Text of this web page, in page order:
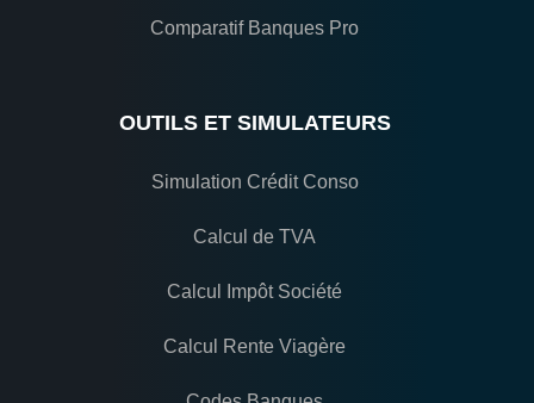
Comparatif Banques Pro
OUTILS ET SIMULATEURS
Simulation Crédit Conso
Calcul de TVA
Calcul Impôt Société
Calcul Rente Viagère